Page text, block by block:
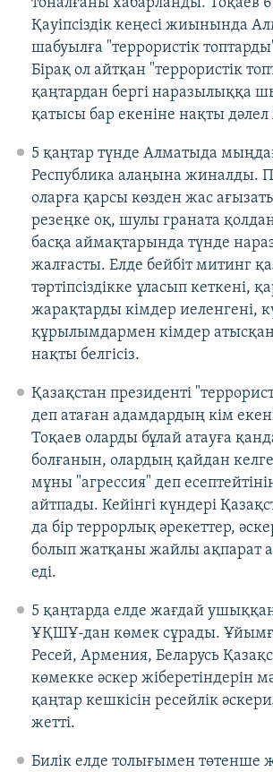
Қауіпсіздік кеңесі жиынында
шабуылға "террористік
Бірақ ол айтқан "террористік
қаңтардан бергі наразылыққа
қатысы бар екеніне нақты дәлел
5 қаңтар түнде Алматыда
Республика алаңына жиналды.
оларға қарсы көзден жас
резеңке оқ, шулы граната
басқа аймақтарында түнде
жалғасты. Елде бейбіт митинг
тәртіпсіздікке ұласып кеткені,
жарақтарды кімдер иеленгені,
құрылымдармен кімдер
нақты белгісіз.
Қазақстан президенті
деп атаған адамдардың кім екені
Тоқаев оларды бұлай атауға
болғанын, олардың қайдан
мұны "агрессия" деп
айтпады. Кейінгі күндері
да бір террорлық әрекеттер,
болып жатқаны жайлы ақпарат
еді.
5 қаңтарда елде жағдай
ҰҚШҰ-дан көмек сұрады.
Ресей, Армения, Беларусь
көмекке әскер жіберетіндерін
қаңтар кешкісін ресейлік
жетті.
Билік елде толығымен төтенше